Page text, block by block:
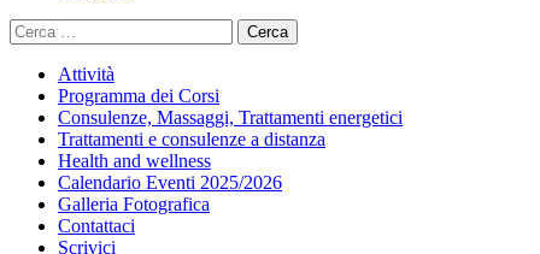
Ricerca
per:
Attività
Programma dei Corsi
Consulenze, Massaggi, Trattamenti energetici
Trattamenti e consulenze a distanza
Health and wellness
Calendario Eventi 2025/2026
Galleria Fotografica
Contattaci
Scrivici